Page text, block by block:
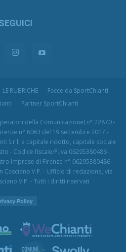
LE RUBRICHE
Facce da SportChianti
Partner SportChianti
della Comunicazione) n° 22870 -
n° 6063 del 19 settembre 2017 -
S.r.l. a capitale ridotto, capitale sociale
- Codice fiscale/P.Iva 06295380486 -
Imprese di Firenze n° 06295380486 -
Casciano V.P. - Ufficio di redazione, via
V.P. - Tutti i diritti riservati